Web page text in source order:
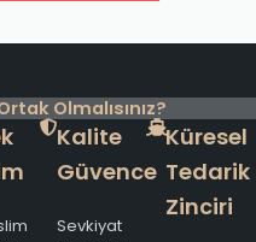
Olmalısınız?
Kalite
Güvence
Sevkiyat
Küresel
Tedarik
Zinciri